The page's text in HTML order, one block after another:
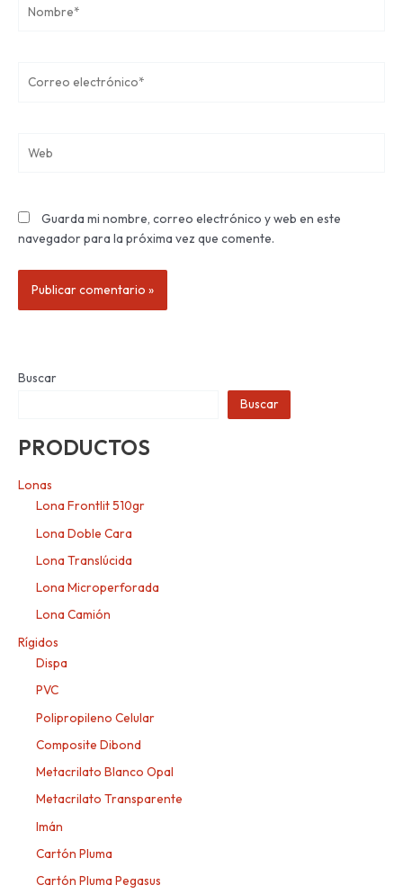
electrónico*
Guarda mi nombre, correo electrónico y web en este
navegador para la próxima vez que comente.
Buscar
Buscar
PRODUCTOS
Lonas
Lona Frontlit 510gr
Lona Doble Cara
Lona Translúcida
Lona Microperforada
Lona Camión
Rígidos
Dispa
PVC
Polipropileno Celular
Composite Dibond
Metacrilato Blanco Opal
Metacrilato Transparente
Imán
Cartón Pluma
Cartón Pluma Pegasus